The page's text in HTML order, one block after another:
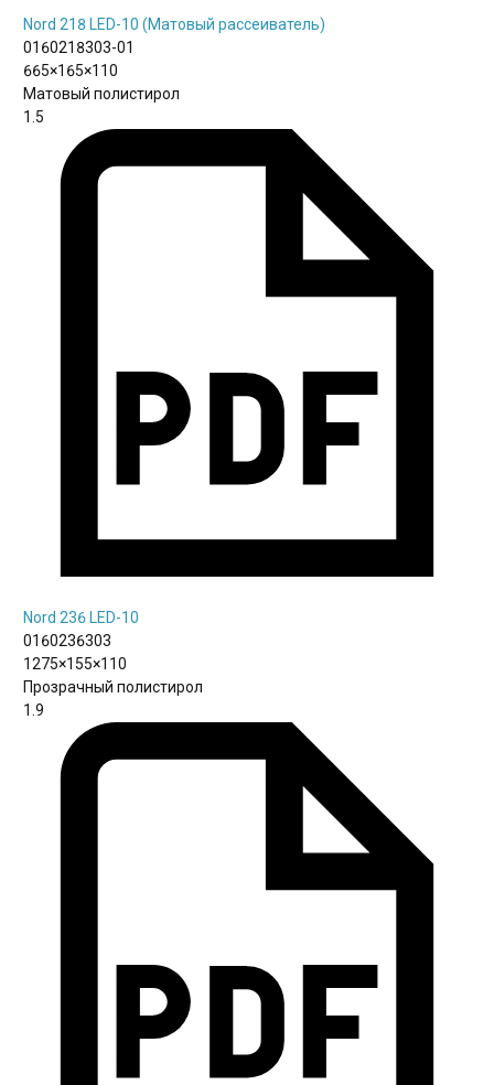
Nord 218 LED-10 (Матовый рассеиватель)
0160218303-01
665×165×110
Матовый полистирол
1.5
Nord 236 LED-10
0160236303
1275×155×110
Прозрачный полистирол
1.9